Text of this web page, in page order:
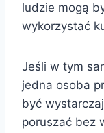
ludzie mogą
wykorzystać
Jeśli w tym
jedna osoba
być
poruszać bez